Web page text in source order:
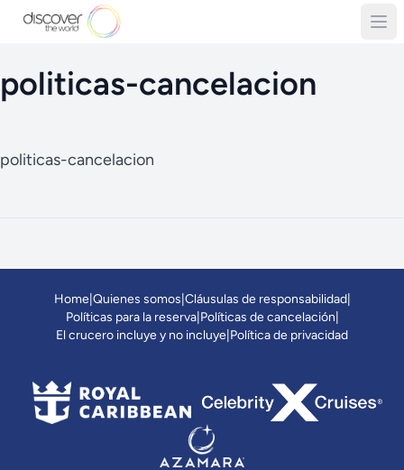
politicas-cancelacion
politicas-cancelacion
Home| Quienes somos Cláusulas de responsabilidad|
Políticas para la reserva| Políticas de cancelación
El crucero incluye y no incluye Política de privacidad